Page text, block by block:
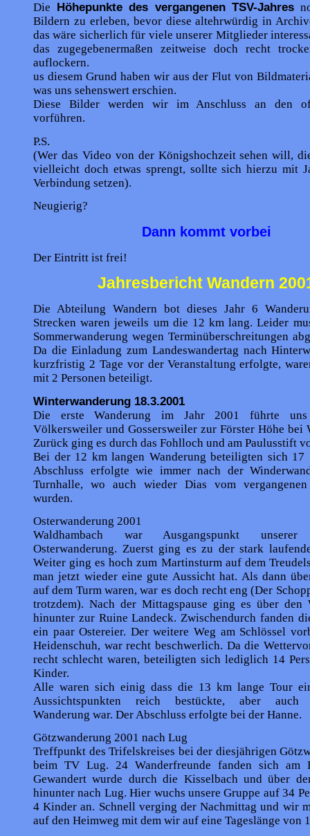
Die
Höhepunkte des vergangenen TSV-Jahres
Bildern zu erleben, bevor diese altehrwürdig in
das wäre sicherlich für viele unserer Mitglieder
das zugegebenermaßen zeitweise doch recht
auflockern.
us diesem Grund haben wir aus der Flut von
was uns sehenswert erschien.
Diese Bilder werden wir im Anschluss an den
vorführen.
P.S.
(Wer das Video von der Königshochzeit sehen will,
vielleicht doch etwas sprengt, sollte sich hierzu mit
Verbindung setzen).
Neugierig?
Dann kommt vorbei
Der Eintritt ist frei!
Jahresbericht Wandern
Die Abteilung Wandern bot dieses Jahr 6
Strecken waren jeweils um die 12 km lang. Leider
Sommerwanderung wegen Terminüberschreitungen
Da die Einladung zum Landeswandertag nach
kurzfristig 2 Tage vor der Veranstaltung erfolgte,
mit 2 Personen beteiligt.
Winterwanderung 18.3.2001
Die erste Wanderung im Jahr 2001 führte
Völkersweiler und Gossersweiler zur Förster Höhe bei
Zurück ging es durch das Fohlloch und am Paulusstift
Bei der 12 km langen Wanderung beteiligten sich 17
Abschluss erfolgte wie immer nach der
Turnhalle, wo auch wieder Dias vom
wurden.
Osterwanderung 2001
Waldhambach war Ausgangspunkt unserer
Osterwanderung. Zuerst ging es zu der stark
Weiter ging es hoch zum Martinsturm auf dem
man jetzt wieder eine gute Aussicht hat. Als dann
auf dem Turm waren, war es doch recht eng (Der
trotzdem). Nach der Mittagspause ging es über den
hinunter zur Ruine Landeck. Zwischendurch fanden
ein paar Ostereier. Der weitere Weg am Schlössel
Heidenschuh, war recht beschwerlich. Da die
recht schlecht waren, beteiligten sich lediglich 14
Kinder.
Alle waren sich einig dass die 13 km lange Tour
Aussichtspunkten reich bestückte, aber auch
Wanderung war. Der Abschluss erfolgte bei der Hanne.
Götzwanderung 2001 nach Lug
Treffpunkt des Trifelskreises bei der diesjährigen
beim TV Lug. 24 Wanderfreunde fanden sich am
Gewandert wurde durch die Kisselbach und über
hinunter nach Lug. Hier wuchs unsere Gruppe auf 34
4 Kinder an. Schnell verging der Nachmittag und wir
auf den Heimweg mit dem wir auf eine Tageslänge von